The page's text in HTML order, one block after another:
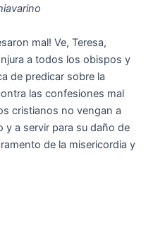
mal! Ve, Teresa,
a todos los obispos y
de predicar sobre la
las confesiones mal
cristianos no vengan a
y a servir para su daño de
de la misericordia y